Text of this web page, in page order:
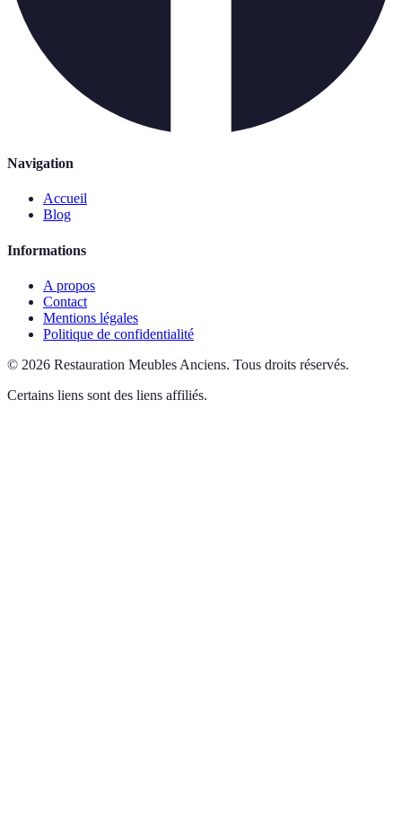
Navigation
Accueil
Blog
Informations
A propos
Contact
Mentions légales
Politique de confidentialité
© 2026 Restauration Meubles Anciens. Tous droits réservés.
Certains liens sont des liens affiliés.